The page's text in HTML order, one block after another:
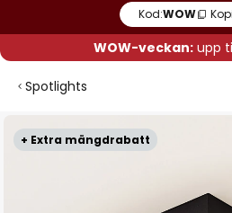
Kod:WOW
WOW-veckan:upp
Spotlights
+ Extra mängdrabatt